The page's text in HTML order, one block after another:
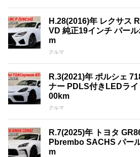
H.28(2016)年 レクサス
VD 純正19インチ パー
m
クルマ
R.3(2021)年 ポルシェ
ナー PDLS付きLEDラ
00km
クルマ
R.7(2025)年 トヨタ
Pbrembo SACHS パー
m